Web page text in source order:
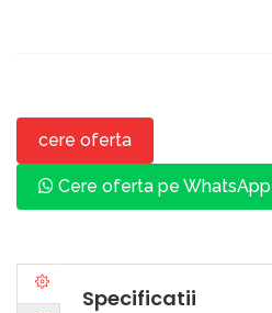
cere oferta
Cere oferta pe WhatsApp
Specificatii